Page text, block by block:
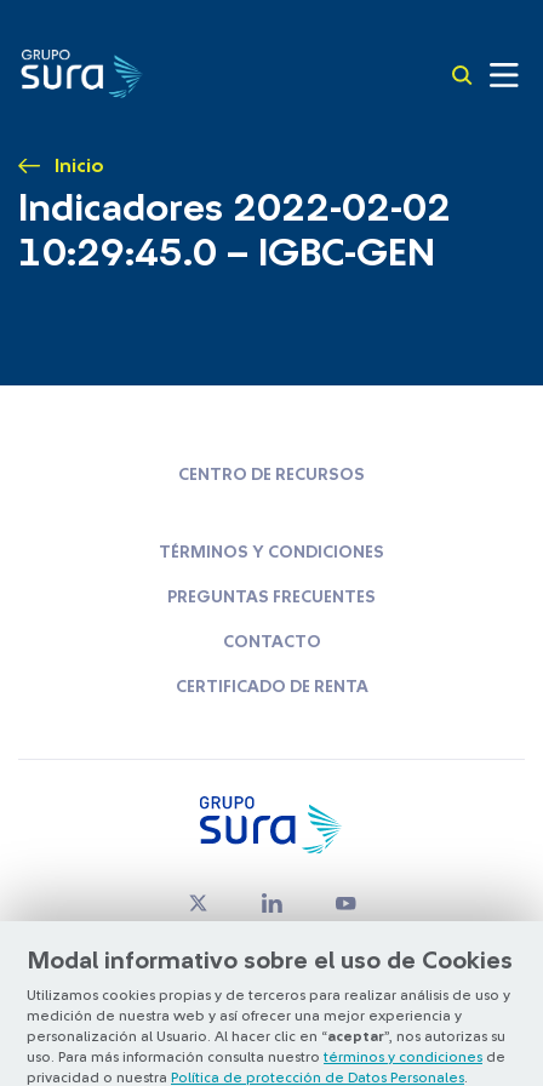
Inicio
Indicadores 2022-02-02
10:29:45.0 – IGBC-GEN
Modal informativo sobre el uso de Cookies
Utilizamos cookies propias y de terceros para realizar análisis de uso y
medición de nuestra web y así ofrecer una mejor experiencia y
personalización al Usuario. Al hacer clic en “aceptar”, nos autorizas su
uso. Para más información consulta nuestro términos y condiciones de
privacidad o nuestra Política de protección de Datos Personales
CENTRO DE RECURSOS
TÉRMINOS Y CONDICIONES
PREGUNTAS FRECUENTES
CONTACTO
CERTIFICADO DE RENTA
© Copyright Grupo SURA 2026